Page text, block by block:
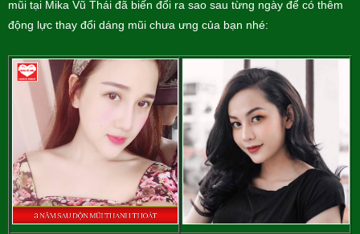
mũi tại Mika Vũ Thái đã biến đổi ra sao sau từng ngày để có thêm
động lực thay đổi dáng mũi chưa ưng của bạn nhé: